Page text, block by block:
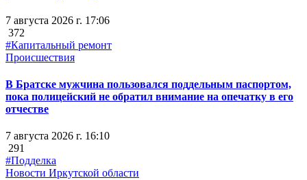
7 августа 2026 г. 17:06
372
#Капитальный ремонт
Происшествия
В Братске мужчина пользовался поддельным паспортом,
пока полицейский не обратил внимание на опечатку в его
отчестве
7 августа 2026 г. 16:10
291
#Подделка
Новости Иркутской области